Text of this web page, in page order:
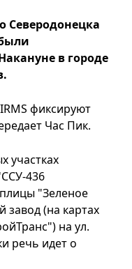
Северодонецка
в городе
фиксируют
Час Пик.
участках
436
"Зеленое
завод (на картах
на ул.
речь идет о